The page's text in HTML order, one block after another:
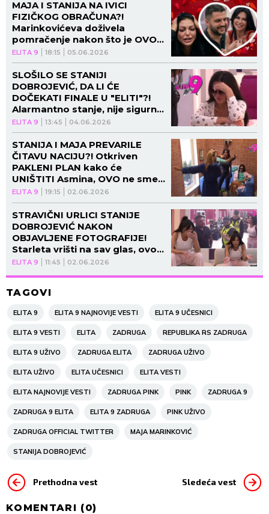
ELITA 9 18:15 05.06.2026
MAJA I STANIJA NA IVICI
FIZIČKOG OBRAČUNA?!
Marinkovićeva doživela
pomračenje nakon što je OVO
VIDELA - SKANDAL! (VIDEO,
GALERIJA)
ELITA 9 13:45 04.06.2026
SLOŠILO SE STANIJI
DOBROJEVIĆ, DA LI ĆE
DOČEKATI FINALE U "ELITI"?!
Alarmantno stanje, nije sigurna
da može da se izbori sa ovim!
ELITA 9 19:15 02.06.2026
STANIJA I MAJA PREVARILE
ČITAVU NACIJU?! Otkriven
PAKLENI PLAN kako će
UNIŠTITI Asmina, OVO ne sme
da sazna!
ELITA 9 11:45 02.06.2026
STRAVIČNI URLICI STANIJE
DOBROJEVIĆ NAKON
OBJAVLJENE FOTOGRAFIJE!
Starleta vrišti na sav glas, ovo
joj je uništilo život!
TAGOVI
ELITA 9 ELITA 9 NAJNOVIJE VESTI ELITA 9 UČESNICI
ELITA 9 VESTI ELITA ZADRUGA REPUBLIKA RS ZADRUGA
ELITA 9 UŽIVO ZADRUGA ELITA ZADRUGA UŽIVO
ELITA UŽIVO ELITA UČESNICI ELITA VESTI
ELITA NAJNOVIJE VESTI ZADRUGA PINK PINK ZADRUGA 9
ZADRUGA 9 ELITA ELITA 9 ZADRUGA PINK UŽIVO
ZADRUGA OFFICIAL TWITTER MAJA MARINKOVIĆ
STANIJA DOBROJEVIĆ
Prethodna vest Sledeća vest
KOMENTARI (0)